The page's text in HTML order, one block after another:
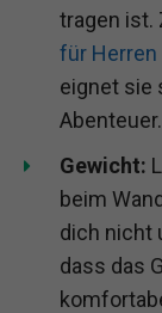
tragen ist.
für Herren
eignet sie
Abenteuer.
Gewicht:
beim
dich nicht
dass das